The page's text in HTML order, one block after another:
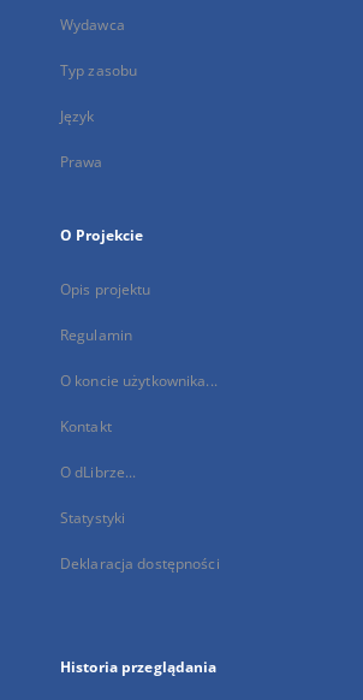
Wydawca
Typ zasobu
Język
Prawa
O Projekcie
Opis projektu
Regulamin
O koncie użytkownika...
Kontakt
O dLibrze...
Statystyki
Deklaracja dostępności
Historia przeglądania